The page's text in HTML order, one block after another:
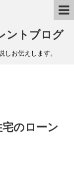
ントブログ
お伝えします。
のローン